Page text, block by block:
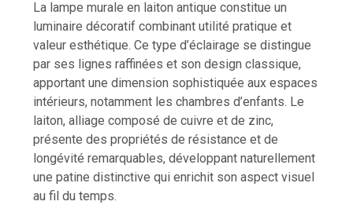
La lampe murale en laiton antique constitue un
luminaire décoratif combinant utilité pratique et
valeur esthétique. Ce type d’éclairage se distingue
par ses lignes raffinées et son design classique,
apportant une dimension sophistiquée aux espaces
intérieurs, notamment les chambres d’enfants. Le
laiton, alliage composé de cuivre et de zinc,
présente des propriétés de résistance et de
longévité remarquables, développant naturellement
une patine distinctive qui enrichit son aspect visuel
au fil du temps.